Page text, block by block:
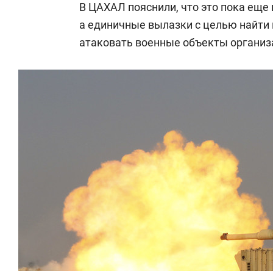
В ЦАХАЛ пояснили, что это пока еще
а единичные вылазки с целью
атаковать военные объекты
Как ГК «МИР ГРУПП» и ВТБ
создают оазис жилого
Рекомендуем
ID вместо